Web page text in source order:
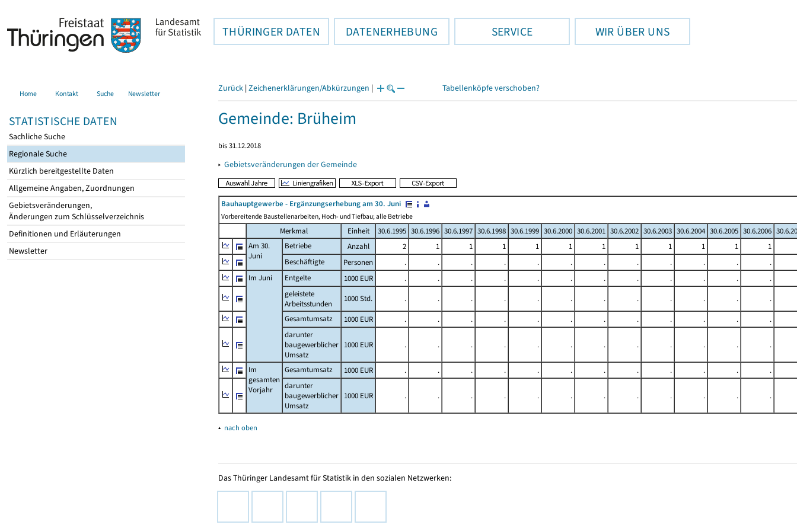
THÜRINGER DATEN DATENERHEBUNG SERVICE WIR ÜBER UNS
Home Kontakt Suche Newsletter
STATISTISCHE DATEN
Sachliche Suche
Regionale Suche
Kürzlich bereitgestellte Daten
Allgemeine Angaben, Zuordnungen
Gebietsveränderungen,
Änderungen zum Schlüsselverzeichnis
Definitionen und Erläuterungen
Newsletter
Zurück | Zeichenerklärungen/Abkürzungen | Tabellenköpfe verschoben?
Gemeinde: Brüheim
bis 31.12.2018
▸ Gebietsveränderungen der Gemeinde
Bauhauptgewerbe - Ergänzungserhebung am 30. Juni
Vorbereitende Baustellenarbeiten, Hoch- und Tiefbau; alle Betriebe
Merkmal Einheit 30.6.1995 30.6.1996 30.6.1997 30.6.1998 30.6.1999 30.6.2000 30.6.2001 30.6.2002 30.6.2003 30.6.2004 30.6.2005 30.6.2006
Am 30.
Juni
Betriebe Anzahl 2 1 1 1 1 1 1 1 1 1 1
1
Beschäftigte
Personen . . . . . . . . . . .
.
Im Juni
Entgelte 1000 EUR . . . . . . . . . . .
.
geleistete
Arbeitsstunden
1000 Std. . . . . . . . . . . .
.
Gesamtumsatz
1000 EUR . . . . . . . . . . .
.
darunter
baugewerblicher
Umsatz
1000 EUR . . . . . . . . . . . .
Im
gesamten
Vorjahr
Gesamtumsatz 1000 EUR . . . . . . . . . . .
.
darunter
baugewerblicher
Umsatz
1000 EUR . . . . . . . . . . . .
▴ nach oben
Das Thüringer Landesamt für Statistik in den sozialen Netzwerken: